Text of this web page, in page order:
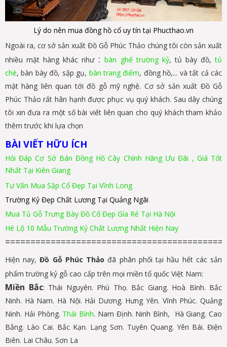
Lý do nên mua đồng hồ cổ uy tín tại Phucthao.vn
Ngoài ra, cơ sở sản xuất Đồ Gỗ Phúc Thảo chúng tôi còn sản xuất
nhiều mặt hàng khác như:bàn ghế trường kỷ, tủ bày đồ,tủ
chè, bàn bày đồ, sập gụ, bàn trang điểm, đồng hồ,... và tất cả các
mặt hàng liên quan tới đồ gỗ mỹ nghệ. Cơ sở sản xuất Đồ Gỗ
Phúc Thảo rất hân hạnh được phục vụ quý khách. Sau dây chúng
tôi xin đưa ra một số bài viết liên quan cho quý khách tham khảo
thêm trước khi lựa chọn
BÀI VIẾT HỮU ÍCH
Hỏi Đáp Cơ Sở Bán Đồng Hồ Cây Chính Hãng Ưu Đãi , Giá Tốt
Nhất Tại Kiên Giang
Tư Vấn Mua Sập Cổ Đẹp Tại Vĩnh Long
Trường Kỷ Đẹp Chất Lương Tại Quảng Ngãi
Mua Tủ Gỗ Trưng Bày Đồ Cổ Đẹp Gía Rẻ Tại Hà Nội
Hé Lộ 10 Mẫu Trường Kỷ Chất Lượng Nhất Hiện Nay
Hiện nay,Đồ Gỗ Phúc Thảođã phân phối tại hầu hết các sản
phẩm trường kỷ gỗ cao cấp trên mọi miền tổ quốc Việt Nam:
Miền Bắc: Thái Nguyên. Phú Thọ. Bắc Giang. Hoà Bình. Bắc
Ninh. Hà Nam. Hà Nội. Hải Dương. Hưng Yên. Vĩnh Phúc. Quảng
Ninh. Hải Phòng. Thái Bình. Nam Định. Ninh Bình, Hà Giang. Cao
Bằng. Lào Cai. Bắc Kạn. Lạng Sơn. Tuyên Quang. Yên Bái. Điện
Biên. Lai Châu. Sơn La